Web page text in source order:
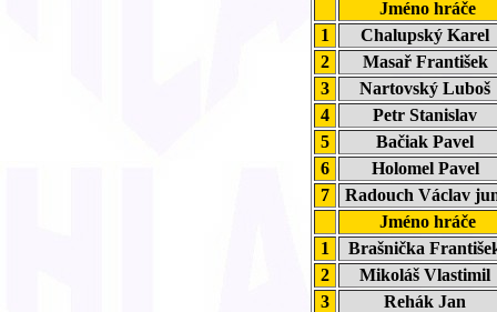
Jméno hráče
1
Chalupský Karel
2
Masař František
3
Nartovský
4
Petr Stanislav
5
Bačiak Pavel
6
Holomel Pavel
7
Radouch Václav
Jméno hráče
1
Brašnička
2
Mikoláš
3
Rehák Jan